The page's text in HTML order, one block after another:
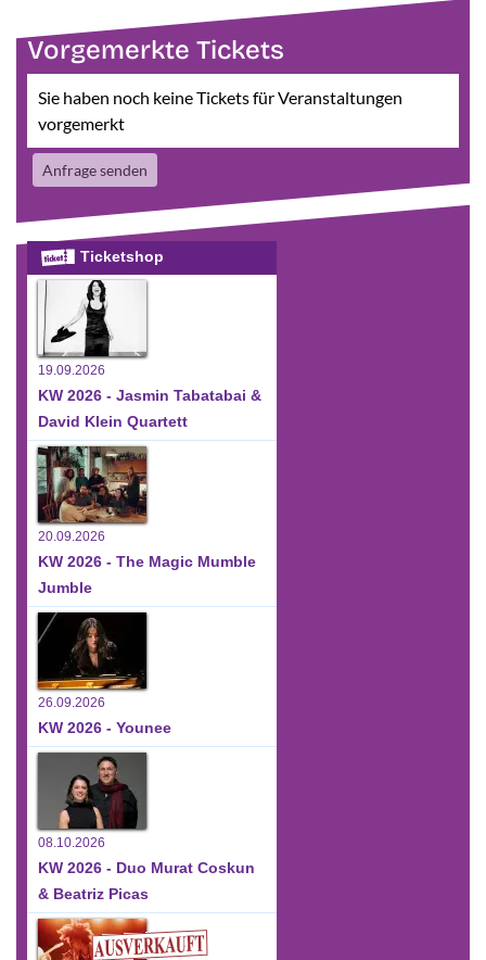
Vorgemerkte Tickets
Sie haben noch keine Tickets für Veranstaltungen
vorgemerkt
Anfrage senden
Ticketshop
19.09.2026
KW 2026 - Jasmin Tabatabai &
David Klein Quartett
20.09.2026
KW 2026 - The Magic Mumble
Jumble
26.09.2026
KW 2026 - Younee
08.10.2026
KW 2026 - Duo Murat Coskun
& Beatriz Picas